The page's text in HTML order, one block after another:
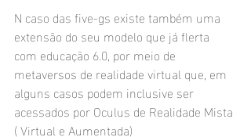
N caso das five-gs existe também uma
extensão do seu modelo que já flerta
com educação 6.0, por meio de
metaversos de realidade virtual que, em
alguns casos podem inclusive ser
acessados por Oculus de Realidade Mista
( Virtual e Aumentada)